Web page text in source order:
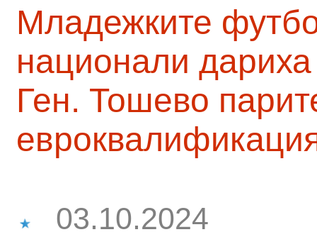
Младежките
национали
Ген. Тошево
03.10.2024